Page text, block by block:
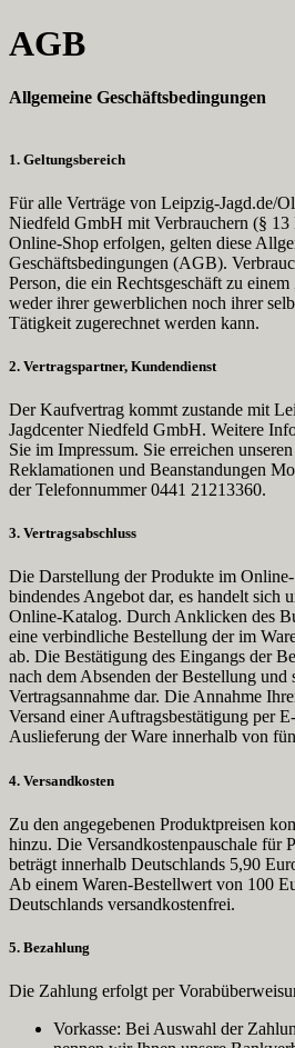
AGB
Allgemeine Geschäftsbedingungen
1. Geltungsbereich
Für alle Verträge von Leipzig-Jagd.de/
Niedfeld GmbH mit Verbrauchern (§ 13
Online-Shop erfolgen, gelten diese
Geschäftsbedingungen (AGB).
Person, die ein Rechtsgeschäft zu
weder ihrer gewerblichen noch ihrer
Tätigkeit zugerechnet werden kann.
2. Vertragspartner, Kundendienst
Der Kaufvertrag kommt zustande mit
Jagdcenter Niedfeld GmbH. Weitere
Sie im Impressum. Sie erreichen
Reklamationen und Beanstandungen
der Telefonnummer 0441 21213360.
3. Vertragsabschluss
Die Darstellung der Produkte im
bindendes Angebot dar, es handelt sich
Online-Katalog. Durch Anklicken des
eine verbindliche Bestellung der im
ab. Die Bestätigung des Eingangs der
nach dem Absenden der Bestellung und
Vertragsannahme dar. Die Annahme
Versand einer Auftragsbestätigung per
Auslieferung der Ware innerhalb von
4. Versandkosten
Zu den angegebenen Produktpreisen
hinzu. Die Versandkostenpauschale für
beträgt innerhalb Deutschlands 5,90
Ab einem Waren-Bestellwert von 100
Deutschlands versandkostenfrei.
5. Bezahlung
Die Zahlung erfolgt per
Vorkasse: Bei Auswahl der